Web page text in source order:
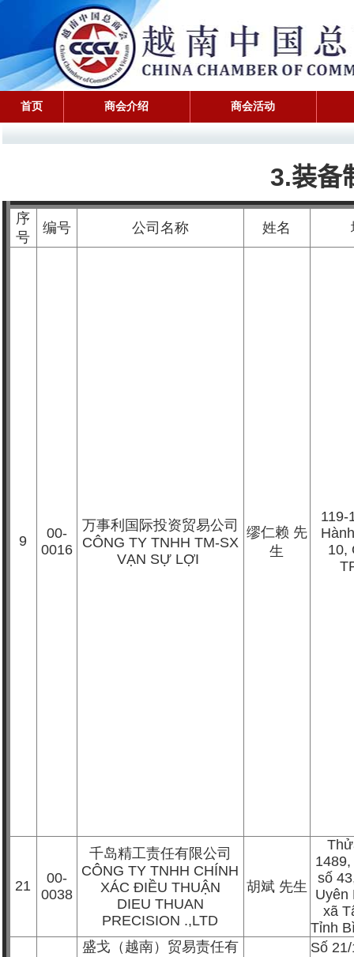
首页 商会介绍 商会活动
3.装备
序
号
编号 公司名称 姓名
9
00-
0016
万事利国际投资贸易公司
CÔNG TY TNHH TM-SX
VẠN SỰ LỢI
缪仁赖 先
生
119-
10,
21
00-
0038
千岛精工责任有限公司
CÔNG TY TNHH CHÍNH
XÁC ĐIỀU THUẬN
DIEU THUAN
PRECISION .,LTD
胡斌 先生
số
Uyên
xã
Tỉnh
盛戈（越南）贸易责任有
Số